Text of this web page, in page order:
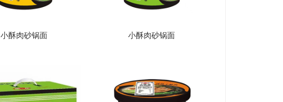
小酥肉砂锅面 小酥肉砂锅面